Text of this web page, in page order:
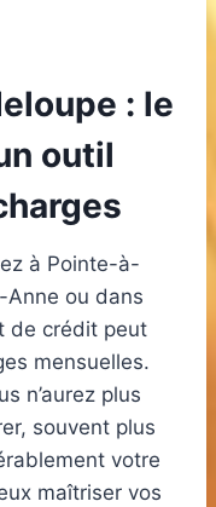
: le
outil
à Pointe-à-
Anne ou dans
de crédit peut
mensuelles.
n’aurez plus
souvent plus
votre
maîtriser vos